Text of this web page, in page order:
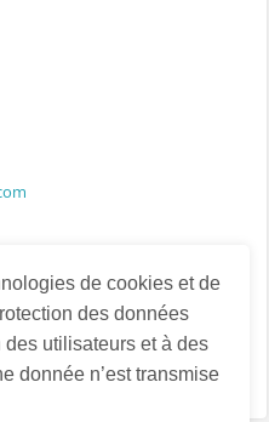
de cookies et de
des données
utilisateurs et à des
donnée n’est transmise